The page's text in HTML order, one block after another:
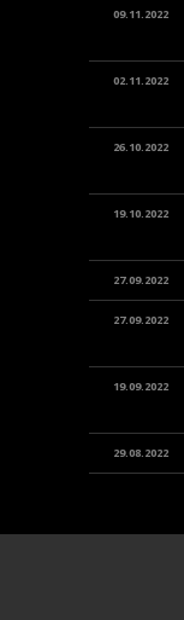
09.11.2022
02.11.2022
26.10.2022
19.10.2022
27.09.2022
27.09.2022
19.09.2022
29.08.2022